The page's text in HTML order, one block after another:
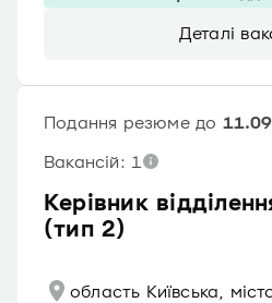
Деталі
Керівник
(тип 2)
Подання резюме до
Вакансій: 1
область Київська,